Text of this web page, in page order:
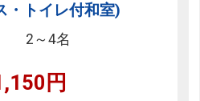
・トイレ付和室)
2～4名
円